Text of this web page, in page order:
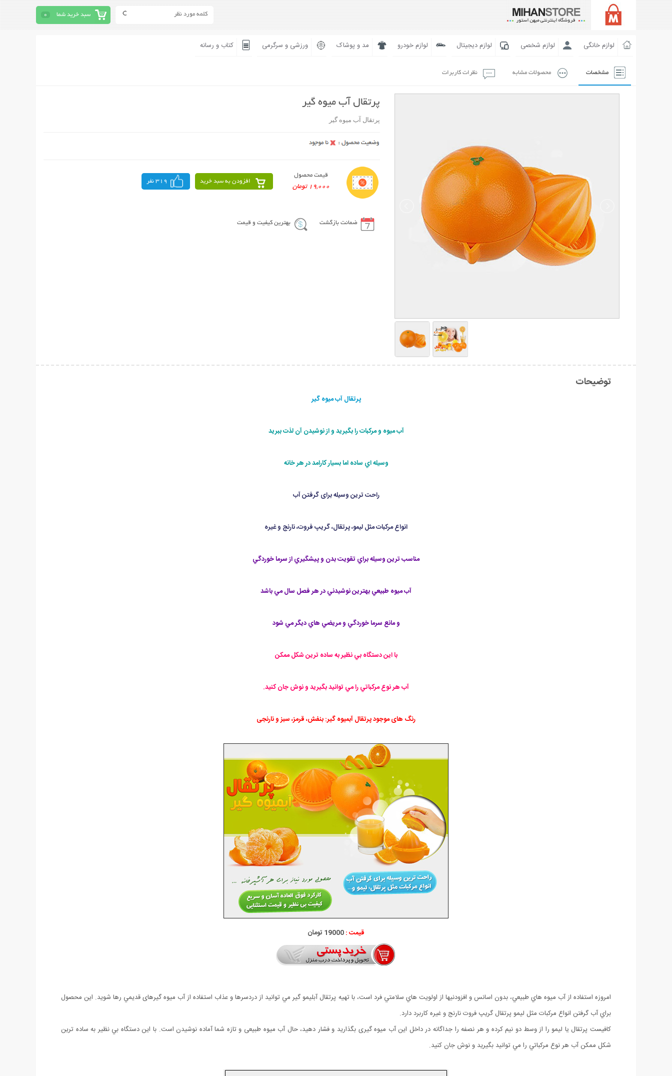
سبد خرید شما 0
لوازم خانگی لوازم شخصی لوازم دیجیتال لوازم خودرو مد و پوشاک ورزشی و سرگرمی کتاب و رسانه
مشخصات محصولات مشابه نظرات کاربرات
پرتقال آب ميوه گير
پرتقال آب ميوه گير
قیمت محصول
19,000 تومان
افزودن به سبد خرید 319 نفر
ضمانت بازگشت بهترین کیفیت و قیمت
توضیحات
پرتقال آب ميوه گير
آب ميوه و مركبات را بگيريد و از نوشیدن آن لذت ببريد
وسيله اي ساده اما بسيار كارامد در هر خانه
راحت ترين وسيله برای گرفتن آب
انواع مركبات مثل ليمو، پرتقال، گريپ فروت، نارنج و غيره
مناسب ترين وسيله براي تقويت بدن و پيشگيري از سرما خوردگي
آب ميوه طبيعي بهترين نوشيدني در هر فصل سال مي باشد
و مانع سرما خوردگي و مريضي هاي ديگر مي شود
با اين دستگاه بي نظير به ساده ترين شكل ممكن
آب هر نوع مركباتي را مي توانيد بگيريد و نوش جان كنيد.
رنگ های موجود پرتقال آبمیوه گیر: بنفش، قرمز، سبز و نارنجی
قیمت :19000 تومان
امروزه استفاده از آب ميوه هاي طبيعي، بدون اسانس و افزودنيها از اولويت هاي سلامتي فرد است، با تهيه پرتقال آبليمو گير مي توانيد از دردسرها و عذاب استفاده از آب میوه گیرهای قديمي رها شويد. این محصول
براي آب گرفتن انواع مركبات مثل ليمو پرتقال گريپ فروت نارنج و غيره کاربرد دارد.
كافيست پرتقال یا لیمو را از وسط دو نيم كرده و هر نصفه را جداگانه در داخل اين آب میوه گيری بگذاريد و فشار دهيد، حال آب میوه طبیعی و تازه شما آماده نوشیدن است. با اين دستگاه بي نظير به ساده ترين
شكل ممكن آب هر نوع مركباتي را مي توانيد بگيريد و نوش جان كنيد.